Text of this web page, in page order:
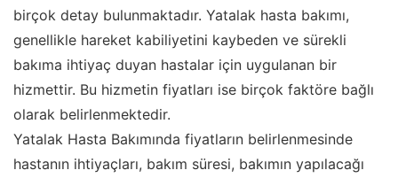
birçok detay bulunmaktadır. Yatalak hasta bakımı,
genellikle hareket kabiliyetini kaybeden ve sürekli
bakıma ihtiyaç duyan hastalar için uygulanan bir
hizmettir. Bu hizmetin fiyatları ise birçok faktöre bağlı
olarak belirlenmektedir.
Yatalak Hasta Bakımında fiyatların belirlenmesinde
hastanın ihtiyaçları, bakım süresi, bakımın yapılacağı